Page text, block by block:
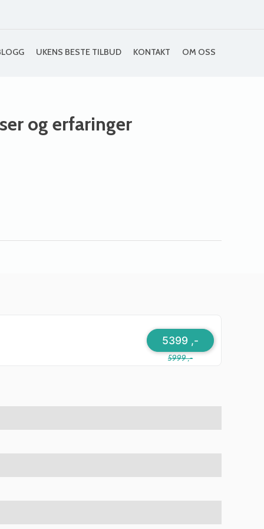
UKENS BESTE TILBUD KONTAKT OM OSS
og erfaringer
5999 ,-
5399 ,-